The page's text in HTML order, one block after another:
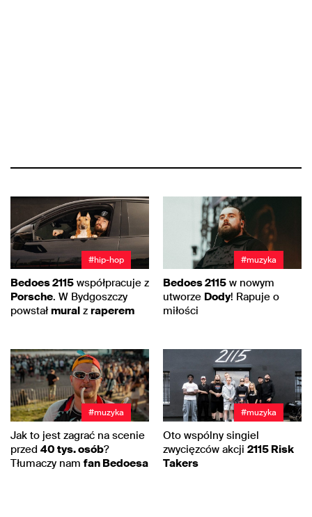
#hip-hop
Bedoes 2115 współpracuje z
Porsche. W Bydgoszczy
powstał mural z raperem
#muzyka
Bedoes 2115 w nowym
utworze Dody! Rapuje o
miłości
#muzyka
Jak to jest zagrać na scenie
przed 40 tys. osób?
Tłumaczy nam fan Bedoesa
#muzyka
Oto wspólny singiel
zwycięzców akcji 2115 Risk
Takers